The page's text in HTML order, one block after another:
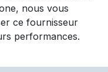
nous vous
ce fournisseur
performances.